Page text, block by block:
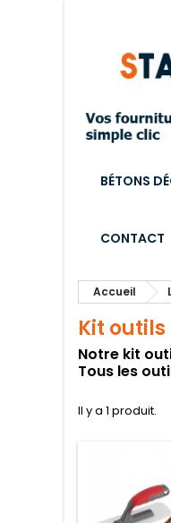
BÉTONS
CONTACT
Accueil
Kit
Notre kit
Tous les
Il y a 1 produit.